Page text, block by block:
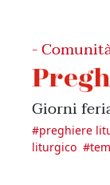
-
Giorni
#preghiere
liturgico #